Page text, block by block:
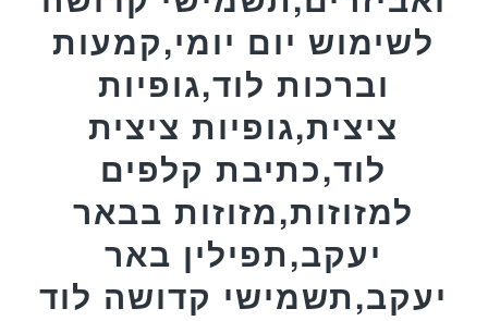
לשימוש יום יומי,קמעות
וברכות לוד,גופיות
ציצית,גופיות ציצית
לוד,כתיבת קלפים
למזוזות,מזוזות בבאר
יעקב,תפילין באר
יעקב,תשמישי קדושה לוד